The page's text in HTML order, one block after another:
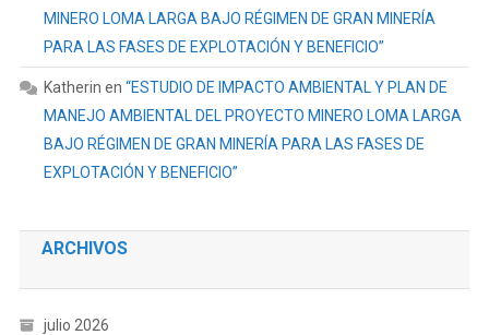
MINERO LOMA LARGA BAJO RÉGIMEN DE GRAN MINERÍA
PARA LAS FASES DE EXPLOTACIÓN Y BENEFICIO”
Katherin en “ESTUDIO DE IMPACTO AMBIENTAL Y PLAN DE
MANEJO AMBIENTAL DEL PROYECTO MINERO LOMA LARGA
BAJO RÉGIMEN DE GRAN MINERÍA PARA LAS FASES DE
EXPLOTACIÓN Y BENEFICIO”
ARCHIVOS
julio 2026